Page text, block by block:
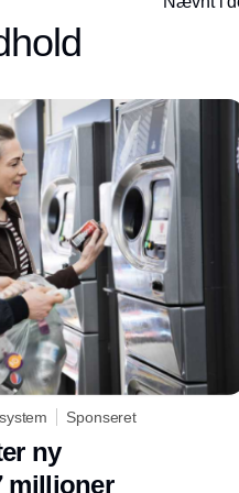
Sponseret
ny
millioner